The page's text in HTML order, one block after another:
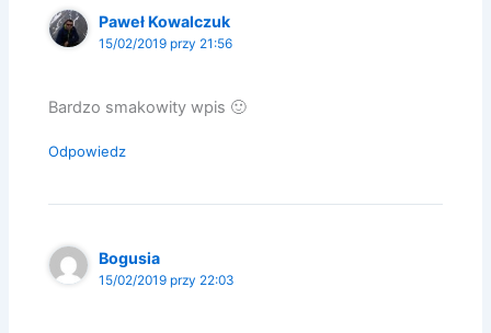
Paweł Kowalczuk
15/02/2019 przy 21:56
Bardzo smakowity wpis 🙂
Odpowiedz
Bogusia
15/02/2019 przy 22:03